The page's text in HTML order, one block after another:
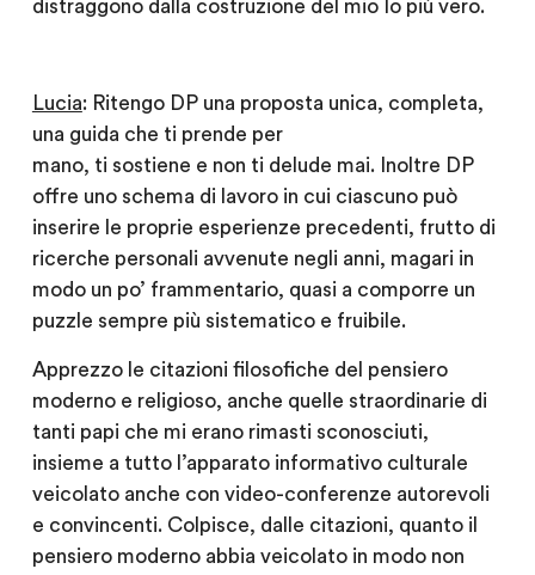
distraggono dalla costruzione del mio Io più vero.
Lucia: Ritengo DP una proposta unica, completa,
una guida che ti prende per
mano, ti sostiene e non ti delude mai. Inoltre DP
offre uno schema di lavoro in cui ciascuno può
inserire le proprie esperienze precedenti, frutto di
ricerche personali avvenute negli anni, magari in
modo un po’ frammentario, quasi a comporre un
puzzle sempre più sistematico e fruibile.
Apprezzo le citazioni filosofiche del pensiero
moderno e religioso, anche quelle straordinarie di
tanti papi che mi erano rimasti sconosciuti,
insieme a tutto l’apparato informativo culturale
veicolato anche con video-conferenze autorevoli
e convincenti. Colpisce, dalle citazioni, quanto il
pensiero moderno abbia veicolato in modo non